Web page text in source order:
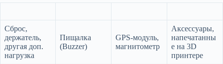
Сброс,
держатель,
другая доп.
нагрузка
Пищалка
(Buzzer)
GPS-модуль,
магнитометр
Аксессуары,
напечатанны
е на 3D
принтере